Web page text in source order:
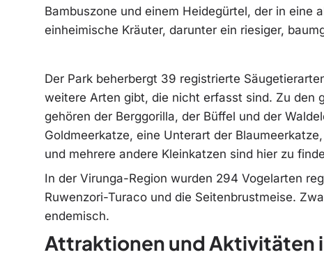
Bambuszone und einem Heidegürtel, der in eine
einheimische Kräuter, darunter ein riesiger,
Der Park beherbergt 39 registrierte
weitere Arten gibt, die nicht erfasst sind. Zu den
gehören der Berggorilla, der Büffel und der
Goldmeerkatze, eine Unterart der
und mehrere andere Kleinkatzen sind hier zu
In der Virunga-Region wurden 294 Vogelarten
Ruwenzori-Turaco und die Seitenbrustmeise.
endemisch.
Attraktionen und Aktivitäten